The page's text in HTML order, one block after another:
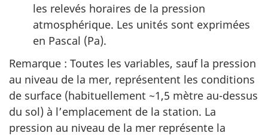
les relevés horaires de la pression
atmosphérique. Les unités sont exprimées
en Pascal (Pa).
Remarque : Toutes les variables, sauf la pression
au niveau de la mer, représentent les conditions
de surface (habituellement ~1,5 mètre au-dessus
du sol) à l’emplacement de la station. La
pression au niveau de la mer représente la